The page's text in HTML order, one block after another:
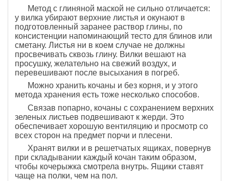
Метод с глиняной маской не сильно отличается:
у вилка убирают верхние листья и окунают в
подготовленный заранее раствор глины, по
консистенции напоминающий тесто для блинов или
сметану. Листья ни в коем случае не должны
просвечивать сквозь глину. Вилки вешают на
просушку, желательно на свежий воздух, и
перевешивают после высыхания в погреб.
Можно хранить кочаны и без корня, и у этого
метода хранения есть тоже несколько способов.
Связав попарно, кочаны с сохранением верхних
зеленых листьев подвешивают к жерди. Это
обеспечивает хорошую вентиляцию и просмотр со
всех сторон на предмет порчи и плесени.
Хранят вилки и в решетчатых ящиках, повернув
при складывании каждый кочан таким образом,
чтобы кочерыжка смотрела внутрь. Ящики ставят
чаще на полки, чем на пол.